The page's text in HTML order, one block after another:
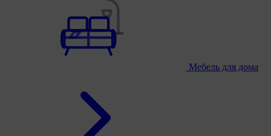
Мебель для дома